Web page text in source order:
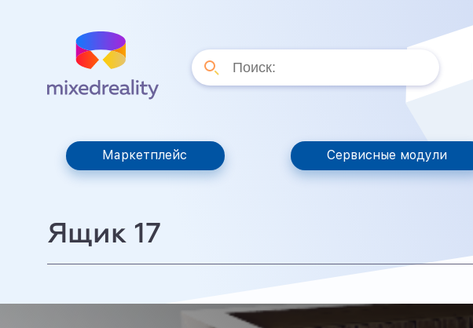
Маркетплейс Сервисные модули
Ящик 17